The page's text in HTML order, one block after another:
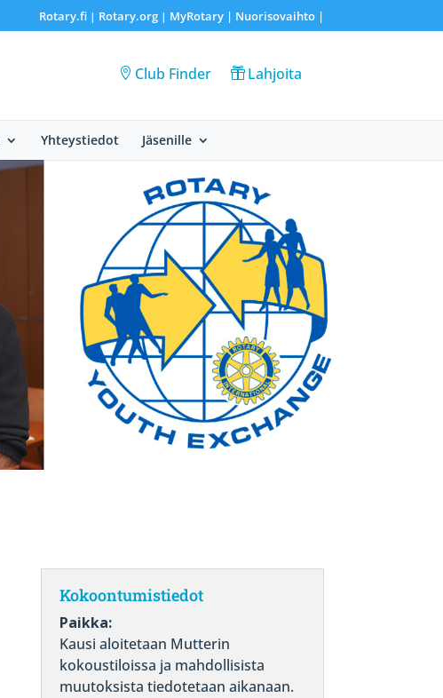
Rotary.fi| Rotary.org| MyRotary | Nuorisovaihto|
Club Finder Lahjoita
Yhteystiedot Jäsenille
Kokoontumistiedot
Paikka:
Kausi aloitetaan Mutterin
kokoustiloissa ja mahdollisista
muutoksista tiedotetaan aikanaan.